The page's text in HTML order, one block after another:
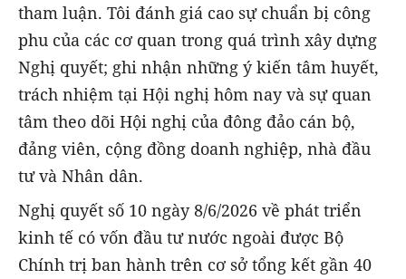
tham luận. Tôi đánh giá cao sự chuẩn bị công
phu của các cơ quan trong quá trình xây dựng
Nghị quyết; ghi nhận những ý kiến tâm huyết,
trách nhiệm tại Hội nghị hôm nay và sự quan
tâm theo dõi Hội nghị của đông đảo cán bộ,
đảng viên, cộng đồng doanh nghiệp, nhà đầu
tư và Nhân dân.
Nghị quyết số 10 ngày 8/6/2026 về phát triển
kinh tế có vốn đầu tư nước ngoài được Bộ
Chính trị ban hành trên cơ sở tổng kết gần 40